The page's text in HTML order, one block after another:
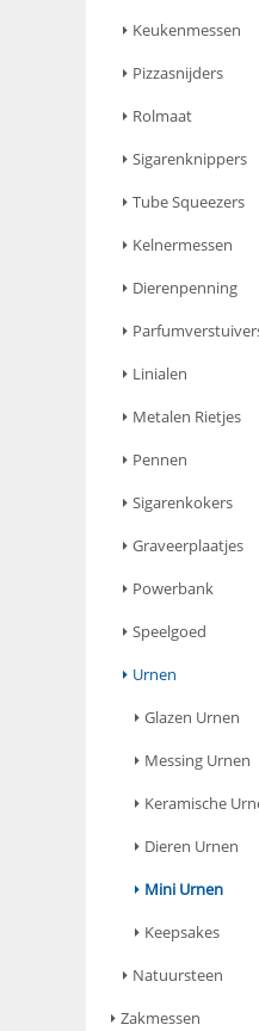
Keukenmessen
Pizzasnijders
Rolmaat
Sigarenknippers
Tube Squeezers
Kelnermessen
Dierenpenning
Linialen
Metalen Rietjes
Pennen
Sigarenkokers
Graveerplaatjes
Powerbank
Speelgoed
Urnen
Glazen Urnen
Messing Urnen
Keramische
Dieren Urnen
Mini Urnen
Keepsakes
Natuursteen
Zakmessen